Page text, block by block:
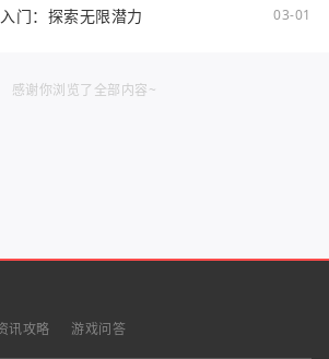
门：探索无限潜力 03-01
感谢你浏览了全部内容~
讯攻略 游戏问答